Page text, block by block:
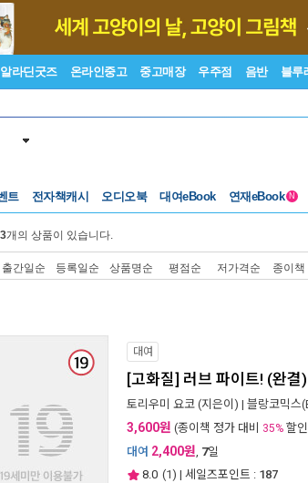
알라딘굿즈 온라인중고 중고매장 우주점 음반 블루
트 전자책캐시 오디오북 대여eBook 연재eBook N
개의 상품이 있습니다.
출간일순 등록일순 상품명순 평점순 저가격순 종이
대여
[고화질] 러브 파이트! (완결)
토리우미 요코 (지은이) | 블랑코믹스
3,600원 (종이책 정가 대비 35% 할
대여 2,400원, 7일
8.0 (1) | 세일즈포인트 : 187